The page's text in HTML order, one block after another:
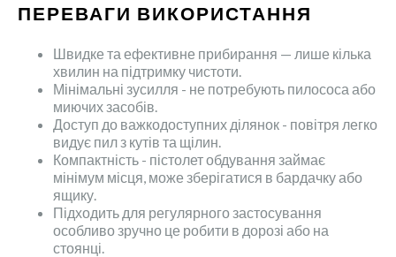
ПЕРЕВАГИ ВИКОРИСТАННЯ
Швидке та ефективне прибирання — лише кілька
хвилин на підтримку чистоти.
Мінімальні зусилля - не потребують пилососа або
миючих засобів.
Доступ до важкодоступних ділянок - повітря легко
видує пил з кутів та щілин.
Компактність - пістолет обдування займає
мінімум місця, може зберігатися в бардачку або
ящику.
Підходить для регулярного застосування
особливо зручно це робити в дорозі або на
стоянці.